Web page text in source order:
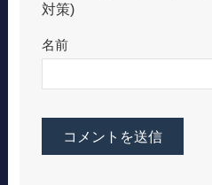
対策)
名前